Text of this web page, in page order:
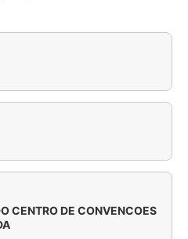
CENTRO DE CONVENCOES